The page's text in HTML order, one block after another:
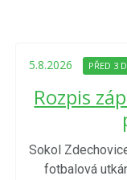
5.8.2026 PŘED 3
Rozpis
Sokol
fotbalová